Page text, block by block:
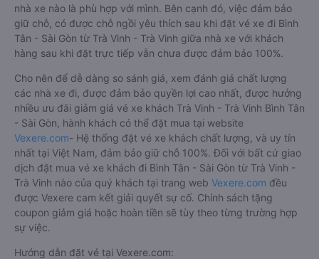
nhà xe nào là phù hợp với mình. Bên cạnh đó, việc đảm bảo
giữ chỗ, có được chỗ ngồi yêu thích sau khi đặt vé xe đi Bình
Tân - Sài Gòn từ Trà Vinh - Trà Vinh giữa nhà xe với khách
hàng sau khi đặt trực tiếp vẫn chưa được đảm bảo 100%.
Cho nên để dễ dàng so sánh giá, xem đánh giá chất lượng
các nhà xe đi, được đảm bảo quyền lợi cao nhất, được hưởng
nhiều ưu đãi giảm giá vé xe khách Trà Vinh - Trà Vinh Bình Tân
- Sài Gòn, hành khách có thể đặt mua tại website
Vexere.com- Hệ thống đặt vé xe khách chất lượng, và uy tín
nhất tại Việt Nam, đảm bảo giữ chỗ 100%. Đối với bất cứ giao
dịch đặt mua vé xe khách đi Bình Tân - Sài Gòn từ Trà Vinh -
Trà Vinh nào của quý khách tại trang web Vexere.com đều
được Vexere cam kết giải quyết sự cố. Chính sách tặng
coupon giảm giá hoặc hoàn tiền sẽ tùy theo từng trường hợp
sự việc.
Hướng dẫn đặt vé tại Vexere.com: